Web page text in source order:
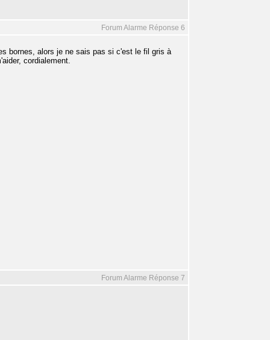
Forum Alarme Réponse 6
bornes, alors je ne sais pas si c'est le fil gris à
cordialement.
Forum Alarme Réponse 7